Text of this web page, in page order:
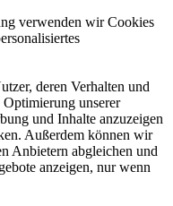
verwenden wir Cookies
deren Verhalten und
unserer
und Inhalte anzuzeigen
Außerdem können wir
Anbietern abgleichen und
anzeigen, nur wenn